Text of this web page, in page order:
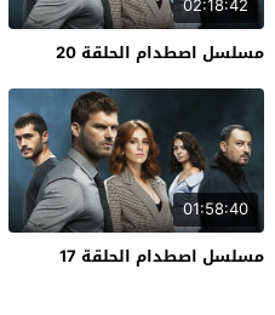
مسلسل اصطدام الحلقة 20
01:58:40
مسلسل اصطدام الحلقة 17